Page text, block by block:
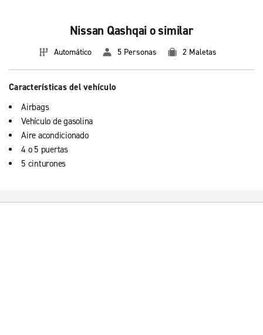
Nissan Qashqai o similar
Automático 5 Personas 2 Maletas
Características del vehículo
Airbags
Vehículo de gasolina
Aire acondicionado
4 o 5 puertas
5 cinturones